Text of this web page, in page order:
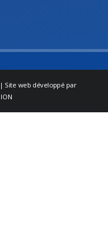
| Site web développé par